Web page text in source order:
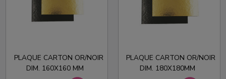
PLAQUE CARTON OR/NOIR
DIM. 160X160 MM
PLAQUE CARTON OR/NOIR
DIM. 180X180MM